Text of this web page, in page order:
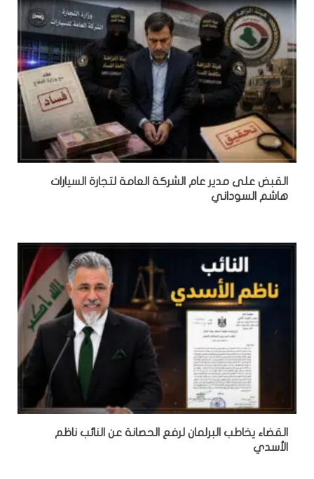
القبض على مدير عام الشركة العامة لتجارة السيارات
هاشم السوداني
القضاء يخاطب البرلمان لرفع الحصانة عن النائب ناظم
الأسدي